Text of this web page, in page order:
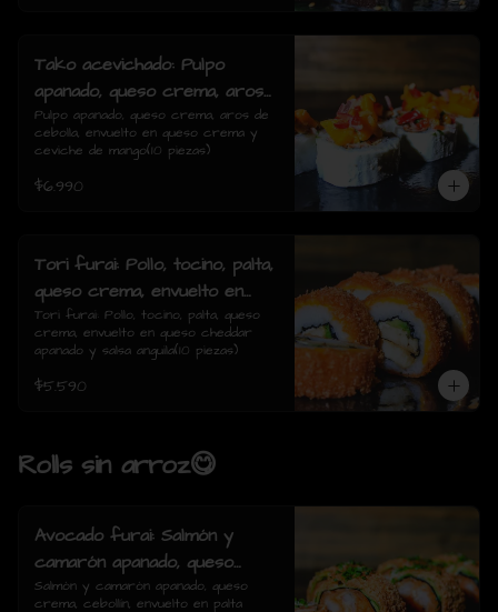
Tako acevichado: Pulpo
apanado, queso crema, aros
de cebolla, envuelto en queso
crema y ceviche de mango(10
Pulpo apanado, queso crema, aros de
cebolla, envuelto en queso crema y
ceviche de mango(10 piezas)
$6.990
Tori furai: Pollo, tocino, palta,
queso crema, envuelto en
queso cheddar apanado y
salsa anguila(10 piezas)
Tori furai: Pollo, tocino, palta, queso
crema, envuelto en queso cheddar
apanado y salsa anguila(10 piezas)
$5.590
Rolls sin arroz😋
Avocado furai: Salmón y
camarón apanado, queso
crema, cebollín, envuelto en
Salmón y camarón apanado, queso
crema, cebollín, envuelto en palta